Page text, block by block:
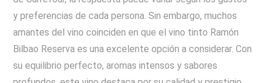
y preferencias de cada persona. Sin embargo, muchos
amantes del vino coinciden en que el vino tinto Ramón
Bilbao Reserva es una excelente opción a considerar. Con
su equilibrio perfecto, aromas intensos y sabores